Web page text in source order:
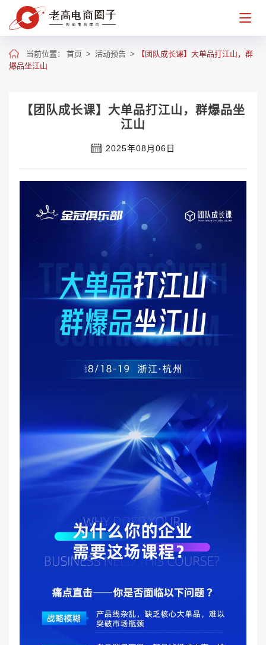
当前位置： 首页 > 活动预告 > 【团队成长课】大单品打江山，群
爆品坐江山
【团队成长课】大单品打江山，群爆品坐
江山
2025年08月06日